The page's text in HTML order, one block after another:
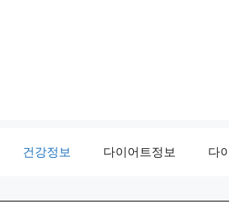
건강정보 다이어트정보 다